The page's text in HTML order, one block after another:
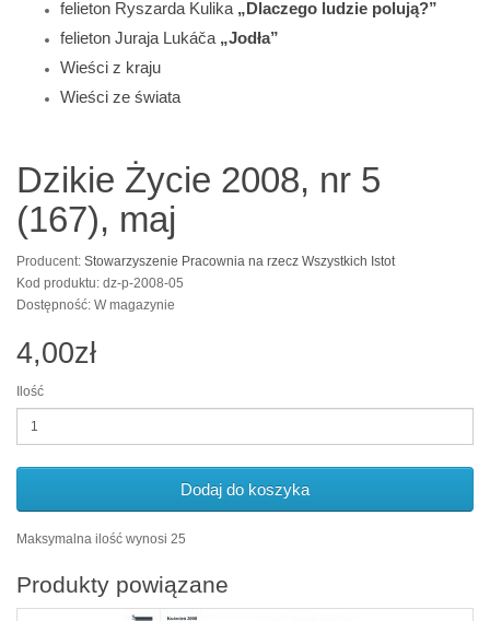
felieton Ryszarda Kulika „Dlaczego ludzie polują?”
felieton Juraja Lukáča „Jodła”
Wieści z kraju
Wieści ze świata
Dzikie Życie 2008, nr 5
(167), maj
Producent: Stowarzyszenie Pracownia na rzecz Wszystkich Istot
Kod produktu: dz-p-2008-05
Dostępność: W magazynie
4,00zł
Ilość
Dodaj do koszyka
Maksymalna ilość wynosi 25
Produkty powiązane